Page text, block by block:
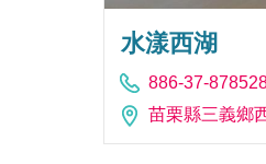
水漾西湖
886-37-
苗栗縣三義鄉